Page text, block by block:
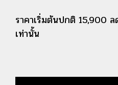
ราคาเริ่มต้นปกติ 15,900
เท่านั้น